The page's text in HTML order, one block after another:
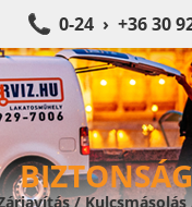
0-24 › +36 30
/